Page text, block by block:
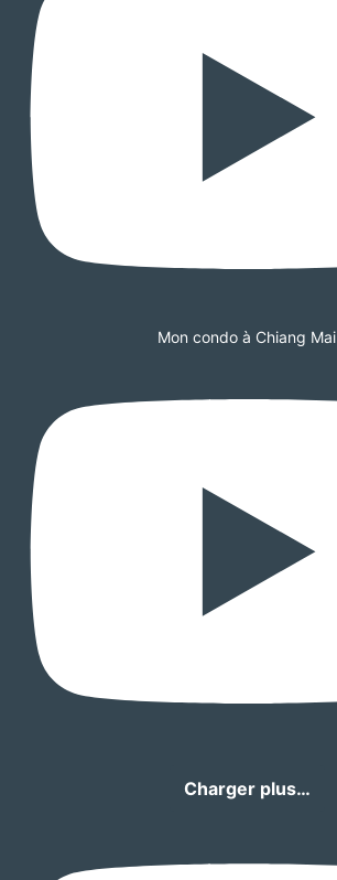
Mon condo à Chiang Mai
Charger plus…